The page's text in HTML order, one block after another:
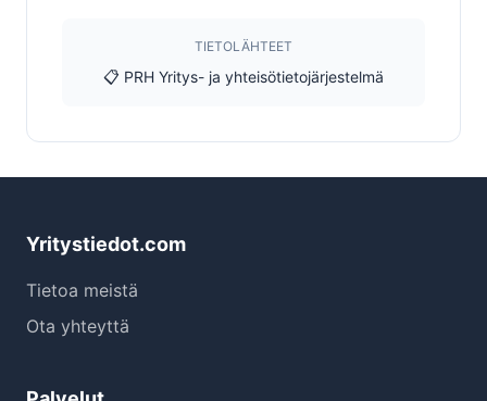
TIETOLÄHTEET
📋 PRH Yritys- ja yhteisötietojärjestelmä
Yritystiedot.com
Tietoa meistä
Ota yhteyttä